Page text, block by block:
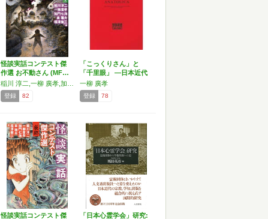
怪談実話コンテスト傑
作選 お不動さん (MF…
登録 82
「こっくりさん」と
「千里眼」 ―日本近代
と心…
一柳 廣孝
登録 78
怪談実話コンテスト傑
「日本心霊学会」研究: